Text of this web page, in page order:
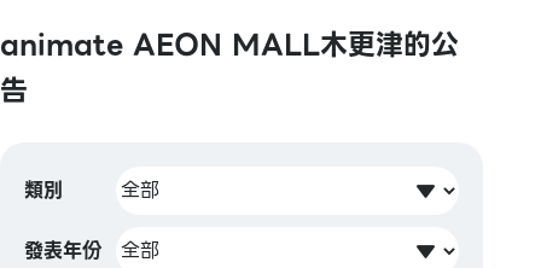
animate AEON MALL木更津的公
告
類別
發表年份